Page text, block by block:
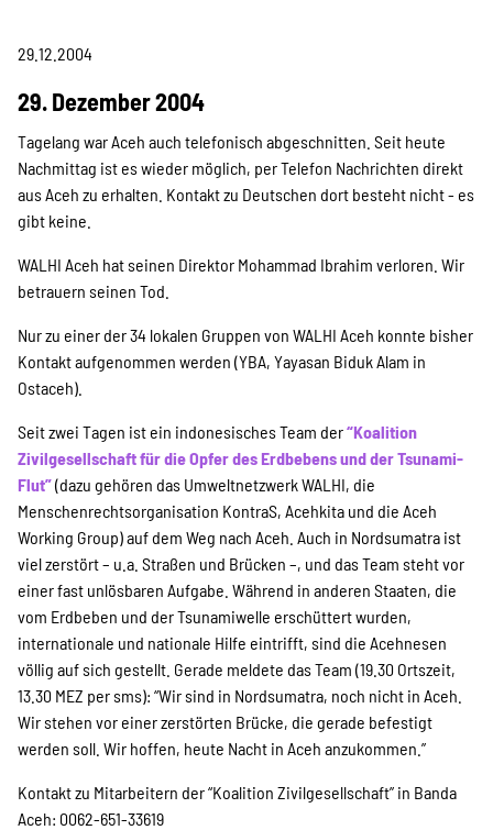
Kampagne
Stellenangebote
Werde Mitglied
Newsletter abonnieren
SPENDEN
Über uns
Transparenz
Kontakt
29.12.2004
29. Dezember 2004
Tagelang war Aceh auch telefonisch abgeschnitten. Seit heute
Nachmittag ist es wieder möglich, per Telefon Nachrichten direkt
aus Aceh zu erhalten. Kontakt zu Deutschen dort besteht nicht - es
gibt keine.
WALHI Aceh hat seinen Direktor Mohammad Ibrahim verloren. Wir
betrauern seinen Tod.
Nur zu einer der 34 lokalen Gruppen von WALHI Aceh konnte bisher
Kontakt aufgenommen werden (YBA, Yayasan Biduk Alam in
Ostaceh).
Seit zwei Tagen ist ein indonesisches Team der“Koalition
Zivilgesellschaft für die Opfer des Erdbebens und der Tsunami-
Flut”(dazu gehören das Umweltnetzwerk WALHI, die
Menschenrechtsorganisation KontraS, Acehkita und die Aceh
Working Group) auf dem Weg nach Aceh. Auch in Nordsumatra ist
viel zerstört – u.a. Straßen und Brücken –, und das Team steht vor
einer fast unlösbaren Aufgabe. Während in anderen Staaten, die
vom Erdbeben und der Tsunamiwelle erschüttert wurden,
internationale und nationale Hilfe eintrifft, sind die Acehnesen
völlig auf sich gestellt. Gerade meldete das Team (19.30 Ortszeit,
13.30 MEZ per sms): “Wir sind in Nordsumatra, noch nicht in Aceh.
Wir stehen vor einer zerstörten Brücke, die gerade befestigt
werden soll. Wir hoffen, heute Nacht in Aceh anzukommen.”
Kontakt zu Mitarbeitern der “Koalition Zivilgesellschaft” in Banda
Aceh: 0062-651-33619